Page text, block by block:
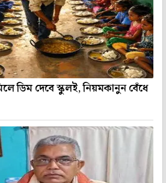
ডিম দেবে স্কুলই, নিয়মকানুন বেঁধে